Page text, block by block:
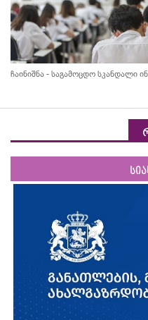
ჩაინიშნა - საგამოცდო სკანდალი